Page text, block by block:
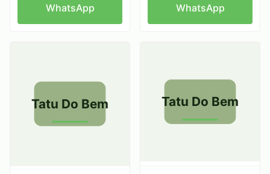
WhatsApp
WhatsApp
Tatu Do Bem Tatu Do Bem